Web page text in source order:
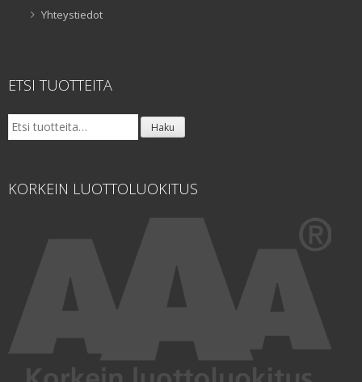
Yhteystiedot
ETSI TUOTTEITA
Etsi: Haku
KORKEIN LUOTTOLUOKITUS